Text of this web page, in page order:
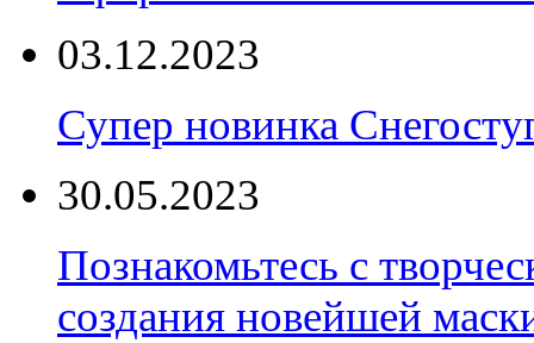
03.12.2023
Супер новинка
30.05.2023
Познакомьтесь с
создания новейшей